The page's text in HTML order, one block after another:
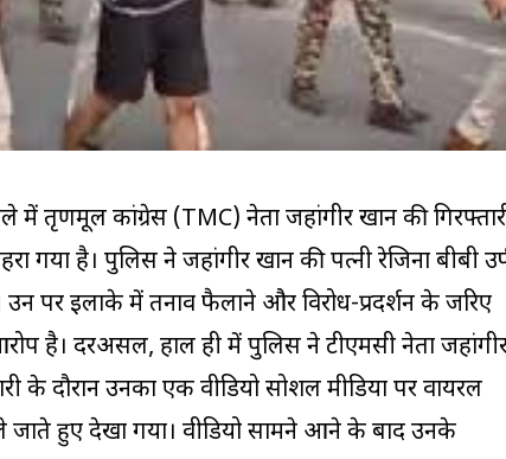
में तृणमूल कांग्रेस (TMC) नेता जहांगीर खान की
है। पुलिस ने जहांगीर खान की पत्नी रेजिना बीबी
उन पर इलाके में तनाव फैलाने और विरोध-प्रदर्शन के जरिए
है। दरअसल, हाल ही में पुलिस ने टीएमसी नेता
के दौरान उनका एक वीडियो सोशल मीडिया पर वायरल
हुए देखा गया। वीडियो सामने आने के बाद उनके